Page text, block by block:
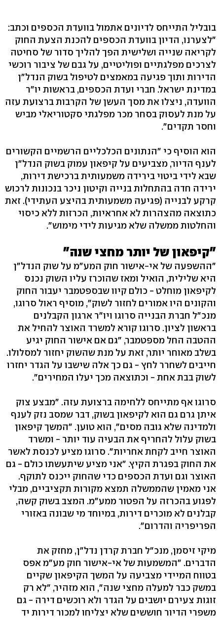
בובליל התייחס לדיונים אתמול בוועדת הכספים וכתב:
"לצערנו, הדיון בוועדת הכספים להכנת הצעת החוק
לקריאה שנייה ושלישית הפך להליך סדור של סחיטה
לצרכים מפלגתיים ופוליטיים, על גבם של ציבור רוכשי
הדירות ותוך פגיעה במאמצים לטיפול בשוק הנדל"ן
במדינת ישראל. חברי ועדת הכספים, בראשות יו"ר
הוועדה, ניצלו את מסך העשן של הקרבות ברצועת עזה
על מנת לעסוק בסחר מכר מפלגתי סקטוריאלי מביש
וחסר תקדים".
הוא הוסיף כי "הנתונים הכלכליים הרשמיים הקשורים
לענף הדיור, מצביעים על קיפאון עמוק בשוק הנדל"ן
שבא לידי ביטוי בירידה משמעותית ברכישת דירות,
ירידה חדה בהתחלות בנייה וקיטון ניכר בנכונות לרכוש
קרקע לבנייה (פגיעה משמעותית בהיצע העתידי). זאת
כתוצאה מהצהרות לא אחראיות, הכרזות ללא כיסוי
והחלטות ממשלה שלא מגיעות לידי מימוש".
"קיפאון של יותר מחצי שנה"
"ההשפעה של אי-אישור חוק המע"מ על שוק הנדל"ן
היא שלילית, הואיל ומאז שהוכרז עליו השוק נכנס
לקיפאון מוחלט - כולם קיוו שבספטמבר יעבור החוק
והקונים היו אמורים לחזור לשוק", מוסיף ראול סרוגו,
מנכ"ל חברת הבנייה סרוגו ויו"ר ארגון הקבלנים
בראשון לציון. סרוגו קורא למשרד האוצר להחיל את
ההטבה החל מספטמבר, "גם אם אישור החוק יגיע
בשלב מאוחר יותר, זאת על מנת שהשוק יחזור למסלולו.
חייבים לשחרר לחץ - גם כך אלה שישבו על הגדר יחזרו
לשוק בבת אחת - וכתוצאה מכך יעלו המחירים".
סרוגו אף מתייחס ללחימה ברצועת עזה. "מבצע צוק
איתן גרם גם הוא לקיפאון בשוק, דבר שמסב נזק לענף
ולמדינה שלא גובה מסים", הוא טוען. "המשך קיפאון
בשוק עלול להחריף את הבעיה עוד יותר - ומשרד
האוצר חייב לקחת אחריות". סרוגו מציע לכנסת לאשר
את החוק בפגרת הקיץ. "אני מציע שיתעשתו כולם - גם
האוצר וגם ועדת הכספים כדי שהחוק ייכנס לתוקף.
אני מאמין שהממשלה תמצא מקורות תקציביים, מבלי
לפגוע בהכרזה על הפטור ממע"מ. המצב בשוק קשה,
קבלנים לא מוכרים דירות, במיוחד מי שבונה באזורי
הפריפריה והדרום".
מיקי זיסמן, מנכ"ל חברת קרדן נדל"ן, מחזק את
הדברים. "המשמעות של אי-אישור חוק מע"מ אפס
בטווח המיידי מצביעה על המשך הקיפאון שקיים
במשק כבר למעלה מחצי שנה", הוא מזהיר, "לא רק
זוגות צעירם יושבים על הגדר ולא רוכשים דירה - גם
משפרי הדיור חוששים שלא יצליחו למכור דירות יד